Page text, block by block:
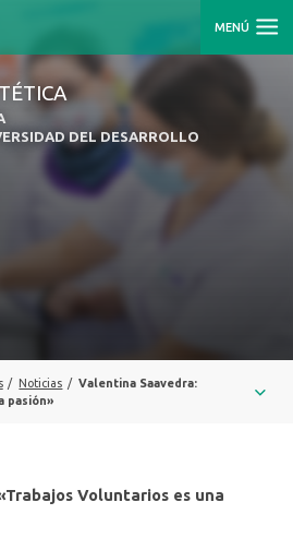
MENÚ
DEL DESARROLLO
/ Noticias / Valentina Saavedra:
pasión»
Voluntarios es una